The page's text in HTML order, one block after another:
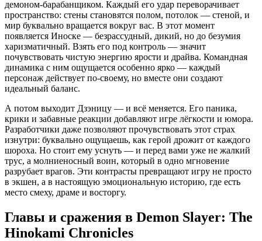
демоном‑барабанщиком. Каждый его удар переворачивает
пространство: стены становятся полом, потолок — стеной, и
мир буквально вращается вокруг вас. В этот момент
появляется Иноске — безрассудный, дикий, но до безумия
харизматичный. Взять его под контроль — значит
почувствовать чистую энергию ярости и драйва. Командная
динамика с ним ощущается особенно ярко — каждый
персонаж действует по‑своему, но вместе они создают
идеальный баланс.
А потом выходит Дзэницу — и всё меняется. Его паника,
крики и забавные реакции добавляют игре лёгкости и юмора.
Разработчики даже позволяют прочувствовать этот страх
изнутри: буквально ощущаешь, как герой дрожит от каждого
шороха. Но стоит ему уснуть — и перед вами уже не жалкий
трус, а молниеносный воин, который в одно мгновение
разрубает врагов. Эти контрасты превращают игру не просто
в экшен, а в настоящую эмоциональную историю, где есть
место смеху, драме и восторгу.
Главы и сражения в Demon Slayer: The
Hinokami Chronicles